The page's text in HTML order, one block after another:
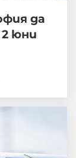
да
юни